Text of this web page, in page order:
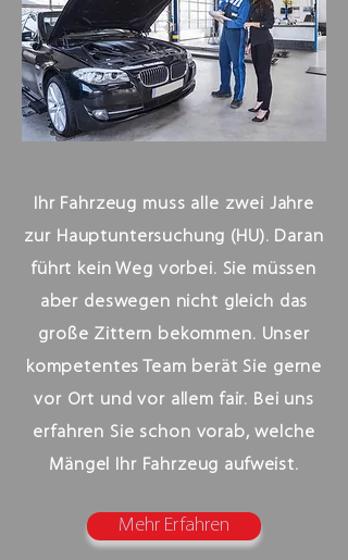
Ihr Fahrzeug muss alle zwei Jahre
zur Hauptuntersuchung (HU). Daran
führt kein Weg vorbei. Sie müssen
aber deswegen nicht gleich das
große Zittern bekommen. Unser
kompetentes Team berät Sie gerne
vor Ort und vor allem fair. Bei uns
erfahren Sie schon vorab, welche
Mängel Ihr Fahrzeug aufweist.
Mehr Erfahren